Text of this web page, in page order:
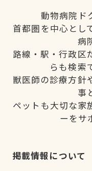
動物病院ド
首都圏を中心とし
病
路線・駅・行政区
らも検索
獣医師の診療方針
事
ペットも大切な家
ーをサ
掲載情報について